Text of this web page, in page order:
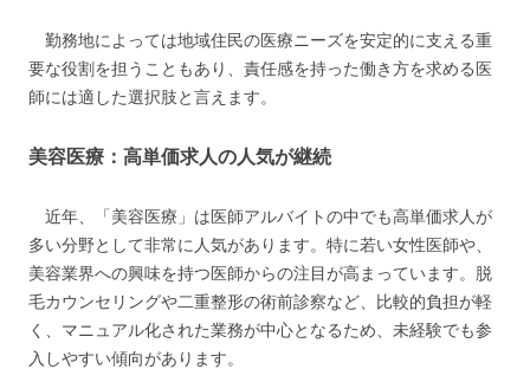
勤務地によっては地域住民の医療ニーズを安定的に支える重
要な役割を担うこともあり、責任感を持った働き方を求める医
師には適した選択肢と言えます。
美容医療：高単価求人の人気が継続
近年、「美容医療」は医師アルバイトの中でも高単価求人が
多い分野として非常に人気があります。特に若い女性医師や、
美容業界への興味を持つ医師からの注目が高まっています。脱
毛カウンセリングや二重整形の術前診察など、比較的負担が軽
く、マニュアル化された業務が中心となるため、未経験でも参
入しやすい傾向があります。